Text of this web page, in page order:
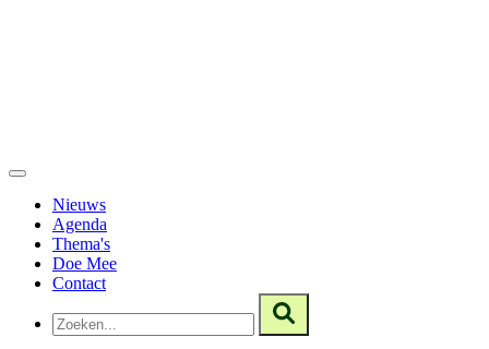
Nieuws
Agenda
Thema's
Doe Mee
Contact